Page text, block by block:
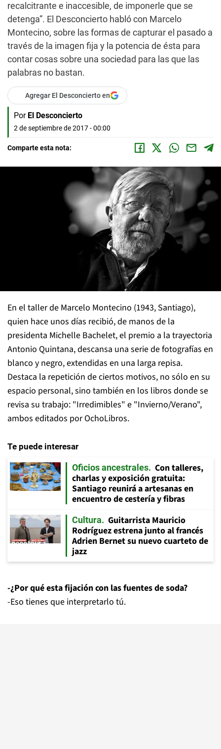
recalcitrante e inaccesible, de imponerle que se
detenga”. El Desconcierto habló con Marcelo
Montecino, sobre las formas de capturar el pasado a
través de la imagen fija y la potencia de ésta para
contar cosas sobre una sociedad para las que las
palabras no bastan.
Agregar El Desconcierto en
Por El Desconcierto
2 de septiembre de 2017 - 00:00
Comparte esta nota:
En el taller de Marcelo Montecino (1943, Santiago),
quien hace unos días recibió, de manos de la
presidenta Michelle Bachelet, el premio a la trayectoria
Antonio Quintana, descansa una serie de fotografías en
blanco y negro, extendidas en una larga repisa.
Destaca la repetición de ciertos motivos, no sólo en su
espacio personal, sino también en los libros donde se
revisa su trabajo: "Irredimibles" e "Invierno/Verano",
ambos editados por OchoLibros.
Te puede interesar
Oficios ancestrales
Con talleres,
charlas y exposición gratuita:
Santiago reunirá a artesanas en
encuentro de cestería y fibras
Cultura
Guitarrista Mauricio
Rodríguez estrena junto al francés
Adrien Bernet su nuevo cuarteto de
jazz
-¿Por qué esta fijación con las fuentes de soda?
-Eso tienes que interpretarlo tú.